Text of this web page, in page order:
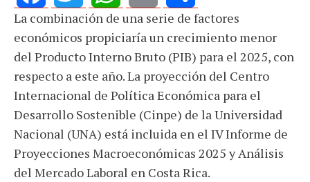
FacebookTwitterWhatsAppEmail Share
La combinación de una serie de factores
económicos propiciaría un crecimiento menor
del Producto Interno Bruto (PIB) para el 2025, con
respecto a este año. La proyección del Centro
Internacional de Política Económica para el
Desarrollo Sostenible (Cinpe) de la Universidad
Nacional (UNA) está incluida en el IV Informe de
Proyecciones Macroeconómicas 2025 y Análisis
del Mercado Laboral en Costa Rica.